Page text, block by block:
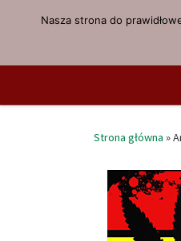
Przejdź do treści
Strona główna »
Nasza strona do